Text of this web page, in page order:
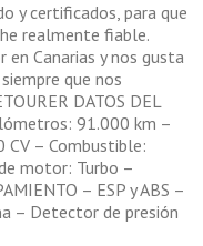
y certificados, para que
realmente fiable.
Canarias y nos gusta
que nos
DATOS DEL
91.000 km –
– Combustible:
motor: Turbo –
– ESP y ABS –
– Detector de presión